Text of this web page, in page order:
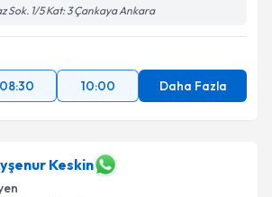
Sok. 1/5 Kat: 3 Çankaya Ankara
08:30 10:00 Daha Fazla
Keskin